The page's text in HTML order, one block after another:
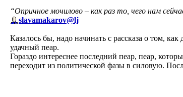
“Опричное мочилово – как раз то, чего нам
slavamakarov@lj
Казалось бы, надо начинать с рассказа о том,
удачный пеар.
Гораздо интереснее последний пеар, пеар,
переходит из политической фазы в силовую.